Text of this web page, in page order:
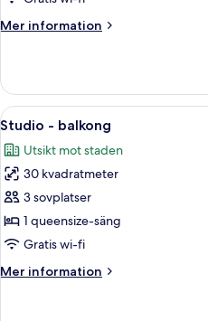
havsutsikt
havet
Mer information
Mer
-
sovrum
havsutsikt
mot
havet
Öppna
alla
foton
för
Studio
-
balkong
10
Studio - balkong
Utsikt mot staden
30 kvadratmeter
3 sovplatser
1 queensize-säng
Gratis wi-fi
Mer information
Mer